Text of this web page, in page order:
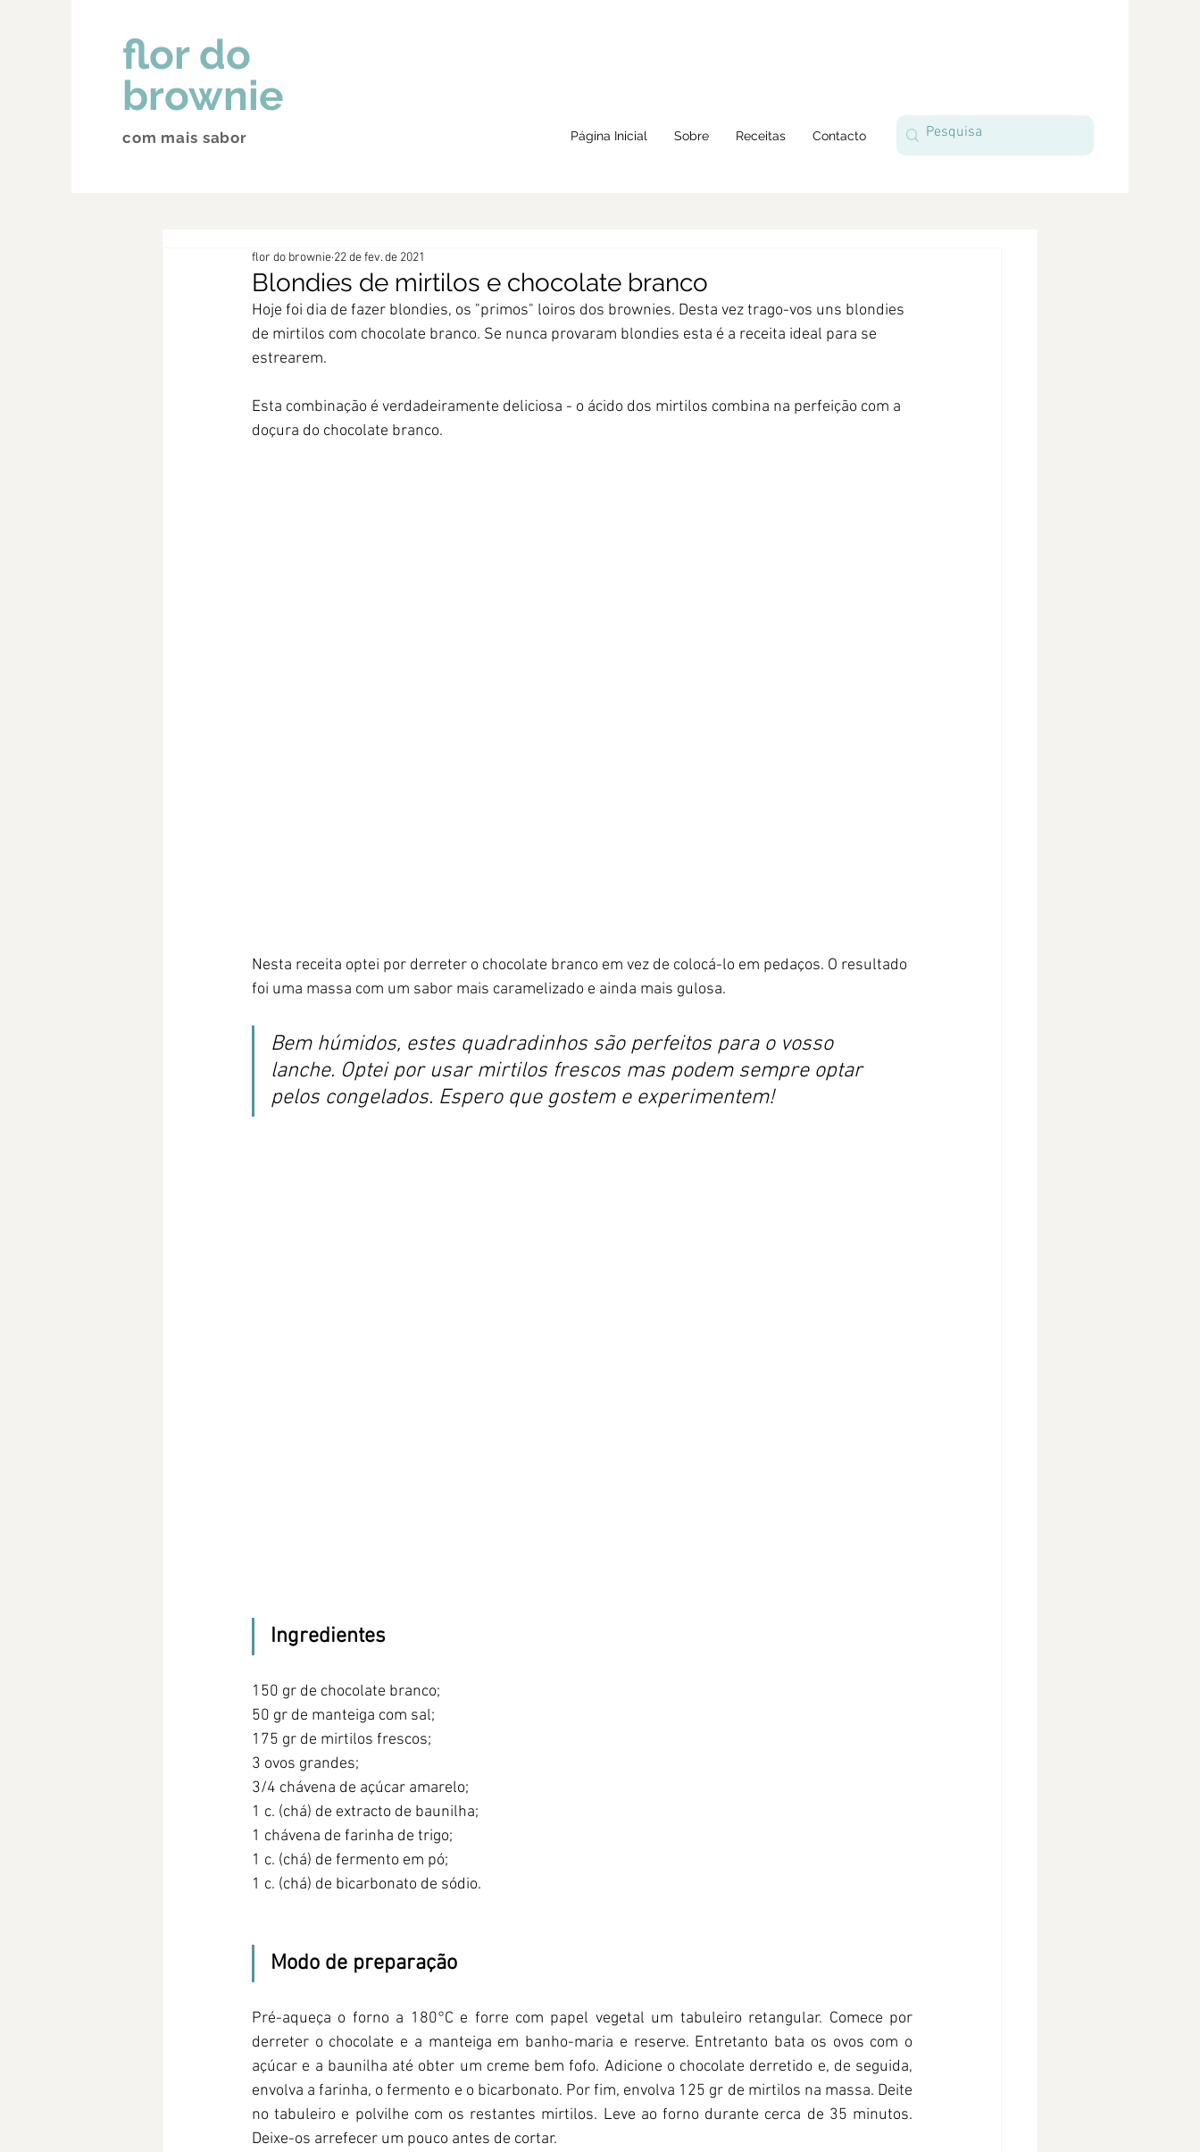
flor do
brownie
com mais sabor Página Inicial Sobre Receitas Contacto
Blondies de mirtilos e chocolate branco
flor do brownie 22 de fev. de 2021
Hoje foi dia de fazer blondies, os "primos" loiros dos brownies. Desta vez trago-vos uns blondies
de mirtilos com chocolate branco. Se nunca provaram blondies esta é a receita ideal para se
estrearem.
Esta combinação é verdadeiramente deliciosa - o ácido dos mirtilos combina na perfeição com a
doçura do chocolate branco.
Nesta receita optei por derreter o chocolate branco em vez de colocá-lo em pedaços. O resultado
foi uma massa com um sabor mais caramelizado e ainda mais gulosa.
Bem húmidos, estes quadradinhos são perfeitos para o vosso
lanche. Optei por usar mirtilos frescos mas podem sempre optar
pelos congelados. Espero que gostem e experimentem!
Ingredientes
150 gr de chocolate branco;
50 gr de manteiga com sal;
175 gr de mirtilos frescos;
3 ovos grandes;
3/4 chávena de açúcar amarelo;
1 c. (chá) de extracto de baunilha;
1 chávena de farinha de trigo;
1 c. (chá) de fermento em pó;
1 c. (chá) de bicarbonato de sódio.
Modo de preparação
Pré-aqueça o forno a 180°C e forre com papel vegetal um tabuleiro retangular. Comece por
derreter o chocolate e a manteiga em banho-maria e reserve. Entretanto bata os ovos com o
açúcar e a baunilha até obter um creme bem fofo. Adicione o chocolate derretido e, de seguida,
envolva a farinha, o fermento e o bicarbonato. Por fim, envolva 125 gr de mirtilos na massa. Deite
no tabuleiro e polvilhe com os restantes mirtilos. Leve ao forno durante cerca de 35 minutos.
Deixe-os arrefecer um pouco antes de cortar.